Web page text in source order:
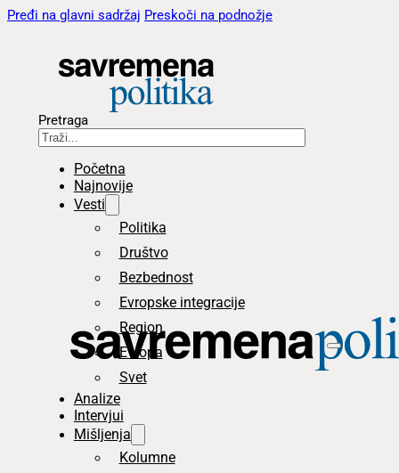
Pređi na glavni sadržaj Preskoči na podnožje
Pretraga
Početna
Najnovije
Vesti
Politika
Društvo
Bezbednost
Evropske integracije
Region
Evropa
Svet
Analize
Intervjui
Mišljenja
Kolumne